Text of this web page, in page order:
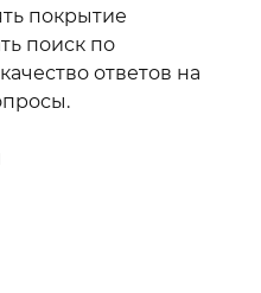
покрытие
поиск по
ответов на